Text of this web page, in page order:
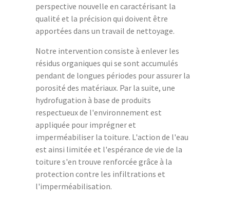
perspective nouvelle en caractérisant la
qualité et la précision qui doivent être
apportées dans un travail de nettoyage.
Notre intervention consiste à enlever les
résidus organiques qui se sont accumulés
pendant de longues périodes pour assurer la
porosité des matériaux. Par la suite, une
hydrofugation à base de produits
respectueux de l'environnement est
appliquée pour imprégner et
imperméabiliser la toiture. L'action de l'eau
est ainsi limitée et l'espérance de vie de la
toiture s'en trouve renforcée grâce à la
protection contre les infiltrations et
l'imperméabilisation.